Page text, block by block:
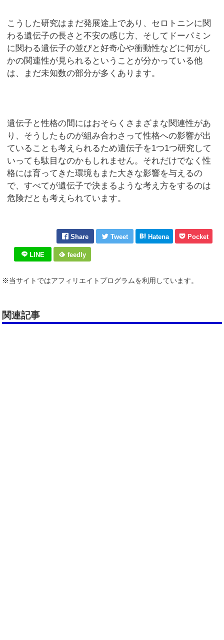
こうした研究はまだ発展途上であり、セロトニンに関
わる遺伝子の長さと不安の感じ方、そしてドーパミン
に関わる遺伝子の並びと好奇心や衝動性などに何がし
かの関連性が見られるということが分かっている他
は、まだ未知数の部分が多くあります。
遺伝子と性格の間にはおそらくさまざまな関連性があ
り、そうしたものが組み合わさって性格への影響が出
ていることも考えられるため遺伝子を1つ1つ研究して
いっても駄目なのかもしれません。それだけでなく性
格には育ってきた環境もまた大きな影響を与えるの
で、すべてが遺伝子で決まるような考え方をするのは
危険だとも考えられています。
Share Tweet Hatena Pocket
LINE feedly
※当サイトではアフィリエイトプログラムを利用しています。
関連記事